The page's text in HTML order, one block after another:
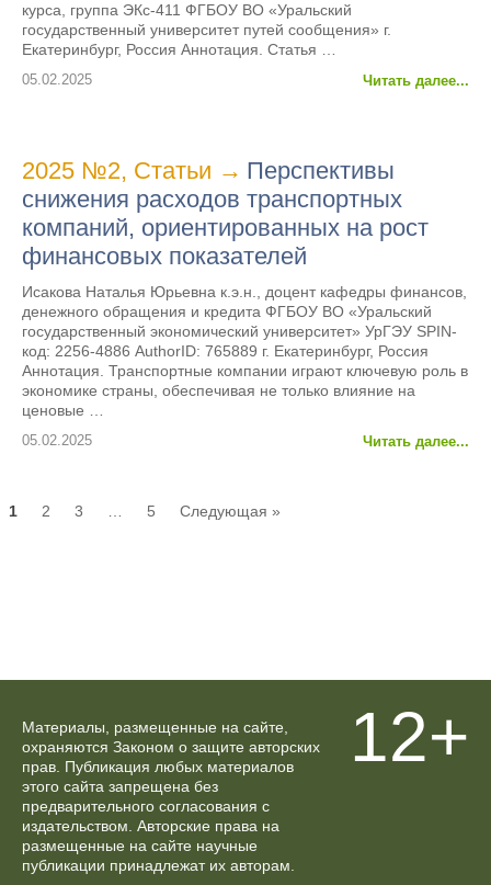
курса, группа ЭКс-411 ФГБОУ ВО «Уральский
государственный университет путей сообщения» г.
Екатеринбург, Россия Аннотация. Статья …
05.02.2025 Читать далее...
2025 №2, Статьи → Перспективы
снижения расходов транспортных
компаний, ориентированных на рост
финансовых показателей
Исакова Наталья Юрьевна к.э.н., доцент кафедры финансов,
денежного обращения и кредита ФГБОУ ВО «Уральский
государственный экономический университет» УрГЭУ SPIN-
код: 2256-4886 AuthorID: 765889 г. Екатеринбург, Россия
Аннотация. Транспортные компании играют ключевую роль в
экономике страны, обеспечивая не только влияние на
ценовые …
05.02.2025 Читать далее...
1 2 3 5 Следующая »
Материалы, размещенные на сайте,
охраняются Законом о защите авторских
прав. Публикация любых материалов
этого сайта запрещена без
предварительного согласования с
издательством. Авторские права на
размещенные на сайте научные
публикации принадлежат их авторам.
12+